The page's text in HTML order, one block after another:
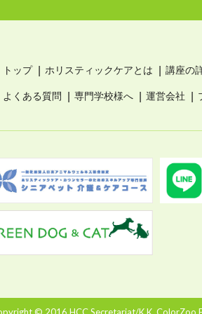
トップ ホリスティックケアとは 講座の
よくある質問 専門学校様へ 運営会社